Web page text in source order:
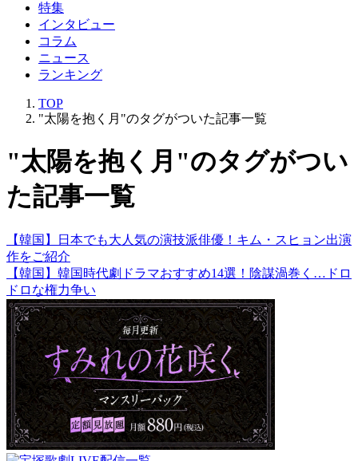
特集
インタビュー
コラム
ニュース
ランキング
TOP
"太陽を抱く月"のタグがついた記事一覧
"太陽を抱く月"のタグがつい
た記事一覧
【韓国】日本でも大人気の演技派俳優！キム・スヒョン出演
作をご紹介
【韓国】韓国時代劇ドラマおすすめ14選！陰謀渦巻く…ドロ
ドロな権力争い